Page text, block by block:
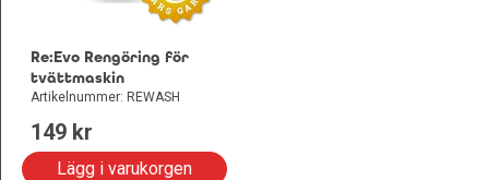
Re:Evo Rengöring för
tvättmaskin
Artikelnummer: REWASH
149 kr
Lägg i varukorgen